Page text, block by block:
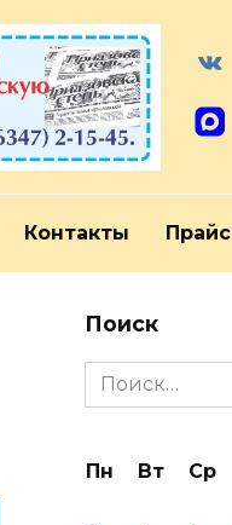
Контакты Прайс
Поиск
Search
for:
Пн Вт Ср